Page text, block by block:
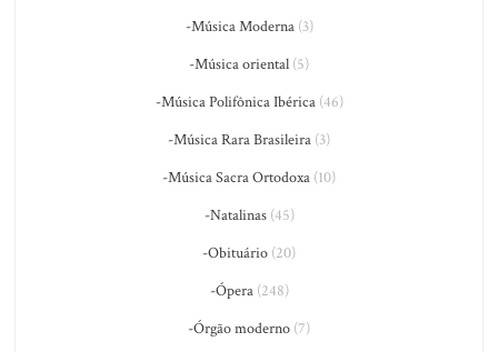
-Música Moderna(3)
-Música oriental (5)
-Música Polifônica Ibérica(46)
-Música Rara Brasileira (3)
-Música Sacra Ortodoxa (10)
-Natalinas(45)
-Obituário (20)
-Ópera(248)
-Órgão moderno (7)